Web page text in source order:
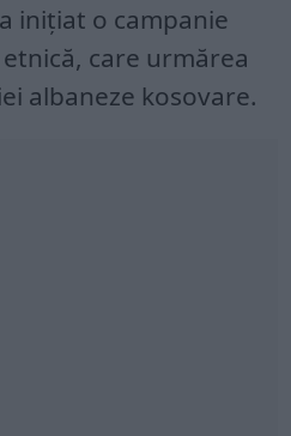
inițiat o campanie
care urmărea
albaneze kosovare.